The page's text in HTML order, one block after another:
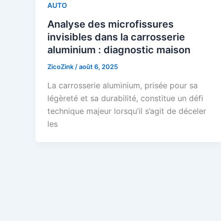
AUTO
Analyse des microfissures
invisibles dans la carrosserie
aluminium : diagnostic maison
ZicoZink /août 6, 2025
La carrosserie aluminium, prisée pour sa
légèreté et sa durabilité, constitue un défi
technique majeur lorsqu’il s’agit de déceler
les